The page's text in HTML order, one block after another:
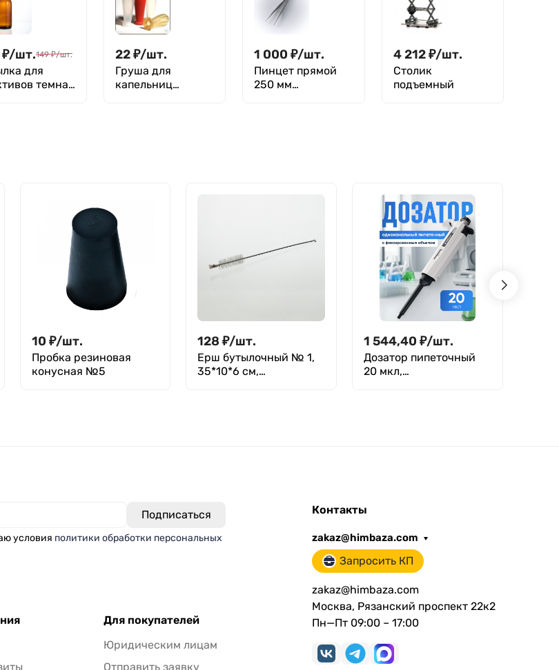
₽/шт.149 ₽/шт.
для
темная
22₽/шт.
Груша для
капельниц
1 000 ₽/шт.
Пинцет прямой
250 мм
4 212₽/шт.
Столик
подъемный
10 ₽/шт.
Пробка резиновая
конусная №5
128 ₽/шт.
Ерш бутылочный № 1,
35*10*6 см,
1 544,40 ₽/шт.
Дозатор пипеточный
20 мкл,
условия политики обработки персональных
Для покупателей
Юридическим лицам
Отправить заявку
Контакты
zakaz@himbaza.com
Запросить КП
zakaz@himbaza.com
Москва, Рязанский проспект 22к2
Пн—Пт 09:00 – 17:00